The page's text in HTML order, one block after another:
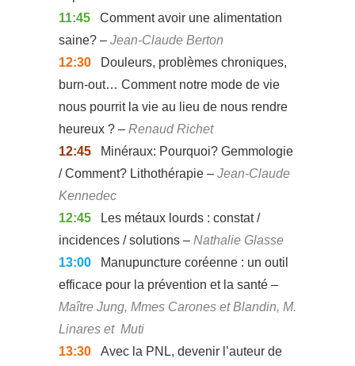
11:45
Comment avoir une alimentation
saine? – Jean-Claude Berton
12:30
Douleurs, problèmes chroniques,
burn-out… Comment notre mode de vie
nous pourrit la vie au lieu de nous rendre
heureux ? – Renaud Richet
12:45
Minéraux: Pourquoi? Gemmologie
/ Comment? Lithothérapie – Jean-Claude
Kennedec
12:45
Les métaux lourds : constat /
incidences / solutions – Nathalie Glasse
13:00
Manupuncture coréenne : un outil
efficace pour la prévention et la santé –
Maître Jung, Mmes Carones et Blandin, M.
Linares et Muti
13:30
Avec la PNL, devenir l’auteur de